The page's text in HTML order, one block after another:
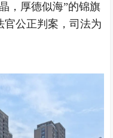
，厚德似海”的锦旗
官公正判案，司法为